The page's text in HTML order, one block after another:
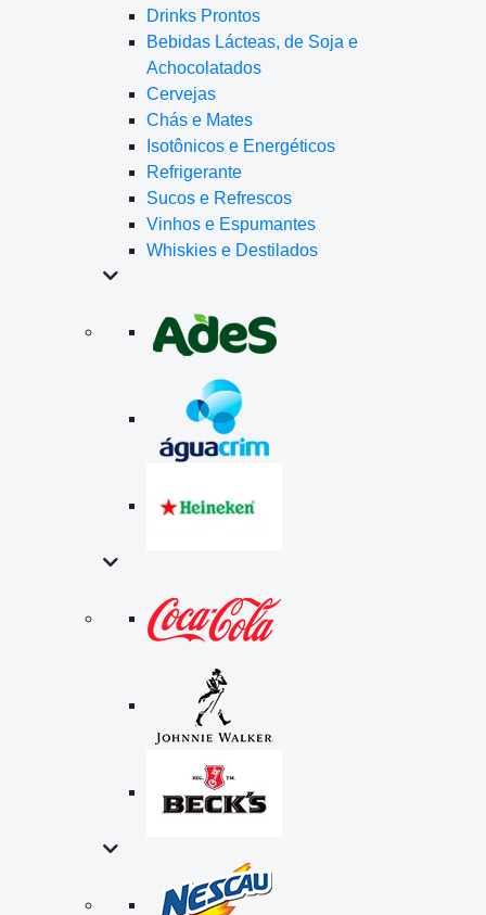
Drinks Prontos
Bebidas Lácteas, de Soja e
Achocolatados
Cervejas
Chás e Mates
Isotônicos e Energéticos
Refrigerante
Sucos e Refrescos
Vinhos e Espumantes
Whiskies e Destilados